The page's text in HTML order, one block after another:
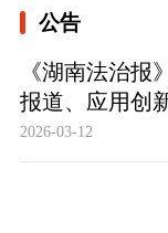
公告
《湖南法治报
报道、应用创
2026-03-12